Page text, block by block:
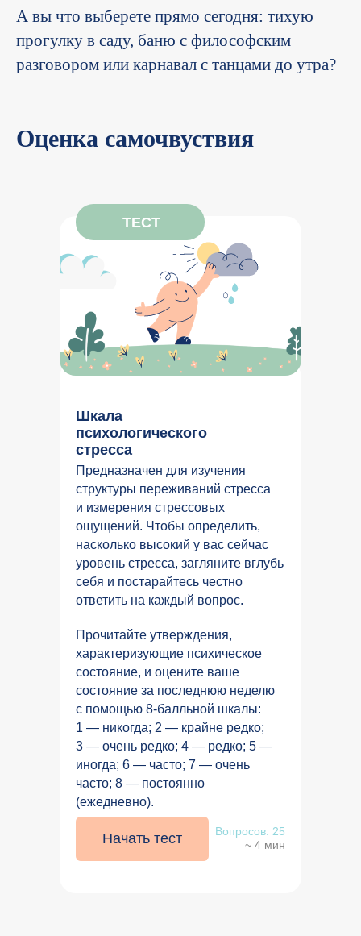
А вы что выберете прямо сегодня: тихую
прогулку в саду, баню с философским
разговором или карнавал с танцами до утра?
Оценка самочвуствия
Предназначен для изучения
структуры переживаний стресса
и измерения стрессовых
ощущений. Чтобы определить,
насколько высокий у вас сейчас
уровень стресса, загляните вглубь
себя и постарайтесь честно
ответить на каждый вопрос.
Начать тест
Прочитайте утверждения,
характеризующие психическое
состояние, и оцените ваше
состояние за последнюю неделю
с помощью 8-балльной шкалы:
1 — никогда; 2 — крайне редко;
3 — очень редко; 4 — редко; 5 —
иногда; 6 — часто; 7 — очень
часто; 8 — постоянно
(ежедневно).
Вопросов: 25
~ 4 мин
Шкала
психологического
стресса
ТЕСТ